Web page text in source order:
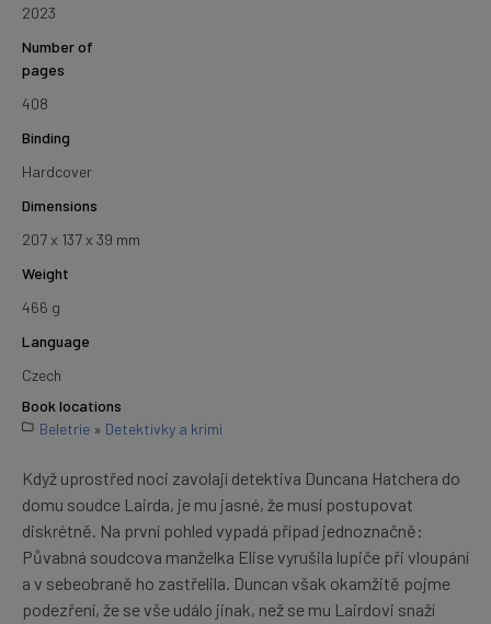
2023
Number of
pages
408
Binding
Hardcover
Dimensions
207 x 137 x 39 mm
Weight
466 g
Language
Czech
Book locations
Beletrie » Detektivky a krimi
Když uprostřed noci zavolají detektiva Duncana Hatchera do
domu soudce Lairda, je mu jasné, že musí postupovat
diskrétně. Na první pohled vypadá případ jednoznačně:
Půvabná soudcova manželka Elise vyrušila lupiče při vloupání
a v sebeobraně ho zastřelila. Duncan však okamžitě pojme
podezření, že se vše událo jinak, než se mu Lairdovi snaží